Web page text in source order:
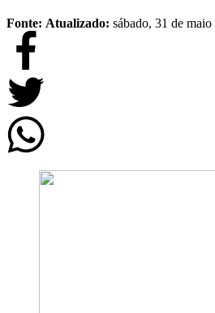
Fonte: Atualizado: sábado, 31 de